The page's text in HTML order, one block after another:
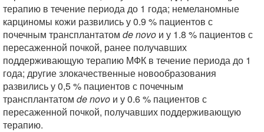
терапию в течение периода до 1 года; немеланомные
карциномы кожи развились у 0.9 % пациентов с
почечным трансплантатом de novo и у 1.8 % пациентов с
пересаженной почкой, ранее получавших
поддерживающую терапию МФК в течение периода до 1
года; другие злокачественные новообразования
развились у 0,5 % пациентов с почечным
трансплантатом de novo и у 0.6 % пациентов с
пересаженной почкой, получавших поддерживающую
терапию.